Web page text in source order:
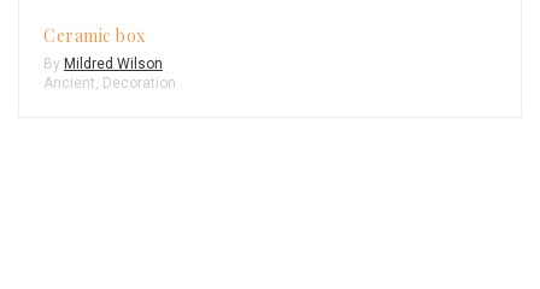
Ceramic box
By Mildred Wilson
Ancient, Decoration